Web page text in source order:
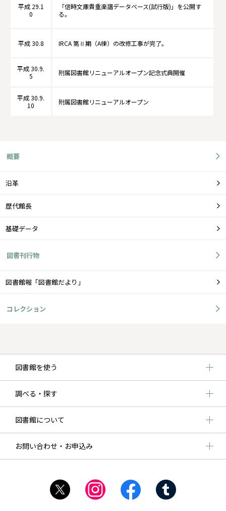
平成 29.1
0
「信時文庫貴重楽譜データベース(試行版)」を公開す
る。
平成 30.8 IRCA 第Ⅱ期（A棟）の改修工事が完了。
平成 30.9.
5
附属図書館リニューアルオープン記念式典開催
平成 30.9.
10
附属図書館リニューアルオープン
概要
沿革
歴代館長
基礎データ
図書刊行物
図書館報「図書館だより」
コレクション
図書館を使う
調べる・探す
図書館について
お問い合わせ・お申込み